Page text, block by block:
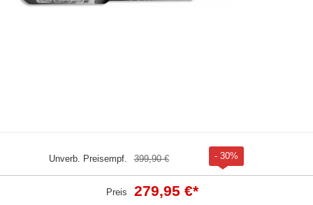
Unverb. Preisempf. 399,90 € - 30%
Preis 279,95 €*